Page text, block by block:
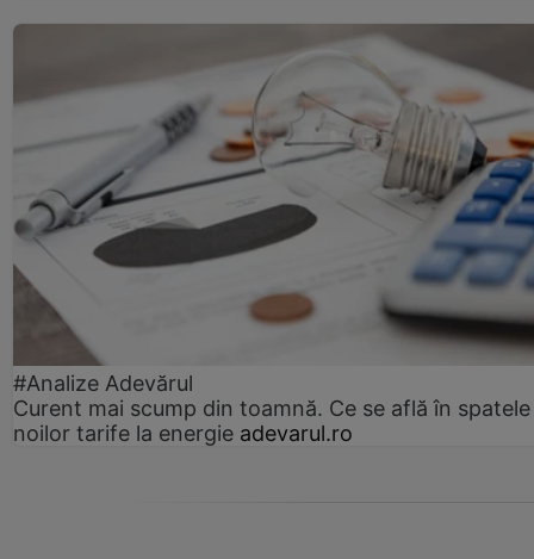
#Analize Adevărul
Curent mai scump din toamnă. Ce se află în spatele
noilor tarife la energie adevarul.ro